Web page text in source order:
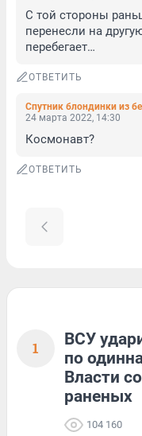
С той стороны
перенесли на
перебегает…
ОТВЕТИТЬ
24 марта 2022, 14:30
Космонавт?
ОТВЕТИТЬ
1
ВСУ
по
Власти
раненых
104 160